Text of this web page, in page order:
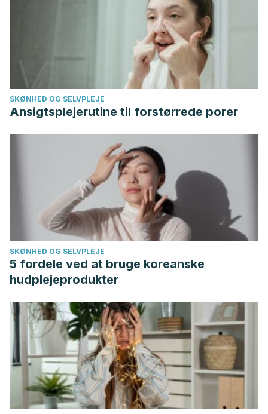
Herbert P, Mehta N, Wang J, Hindmarsh T, Jones G,
Cardinal P. Functional magnesium deficiency in critically ill
patients identified using a magnesium-loading test. Crit
Care Med. 1997;25:749–55.
SKØNHED OG SELVPLEJE
Ansigtsplejerutine til forstørrede porer
SKØNHED OG SELVPLEJE
5 fordele ved at bruge koreanske
hudplejeprodukter